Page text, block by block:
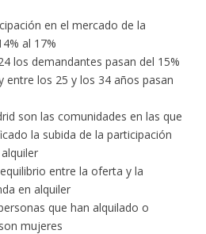
en el mercado de la
al 17%
los demandantes pasan del 15%
entre los 25 y los 34 años pasan
son las comunidades en las que
la subida de la participación
entre la oferta y la
en alquiler
que han alquilado o
mujeres